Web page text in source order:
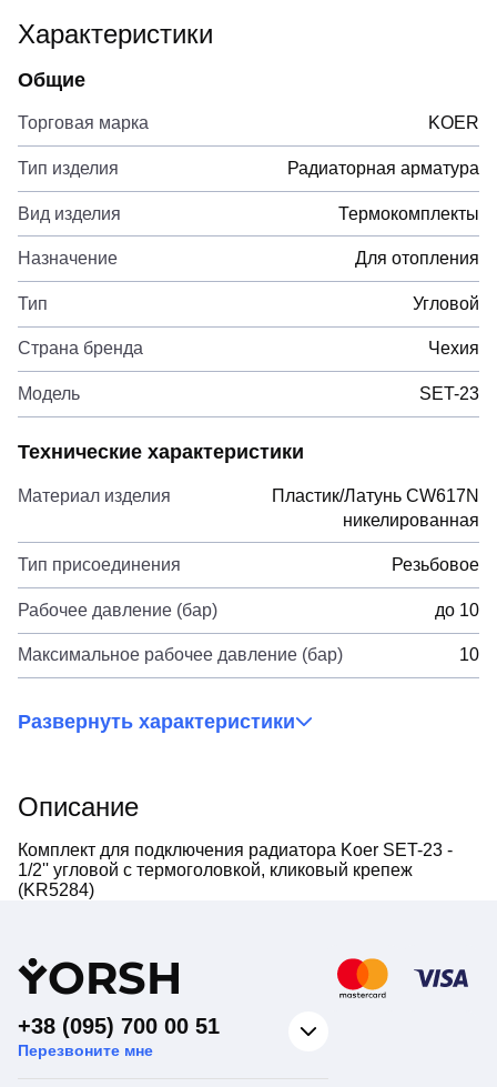
Характеристики
Общие
Торговая марка KOER
Тип изделия Радиаторная арматура
Вид изделия Термокомплекты
Назначение Для отопления
Тип Угловой
Страна бренда Чехия
Модель SET-23
Технические характеристики
Материал изделия
Пластик/Латунь CW617N
никелированная
Тип присоединения Резьбовое
Рабочее давление (бар) до 10
Максимальное рабочее давление (бар) 10
Развернуть характеристики
Описание
Комплект для подключения радиатора Koer SET-23 -
1/2'' угловой с термоголовкой, кликовый крепеж
(KR5284)
YORSH
+38 (095) 700 00 51
Перезвоните мне